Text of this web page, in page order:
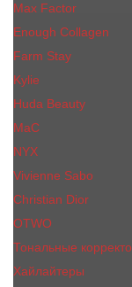
Max Factor
Enough Collagen
Farm Stay
Kylie
Huda Beauty
МаС
NYX
Vivienne Sabo
Сhristiаn Diоr
OTWO
Тональные
Хайлайтеры